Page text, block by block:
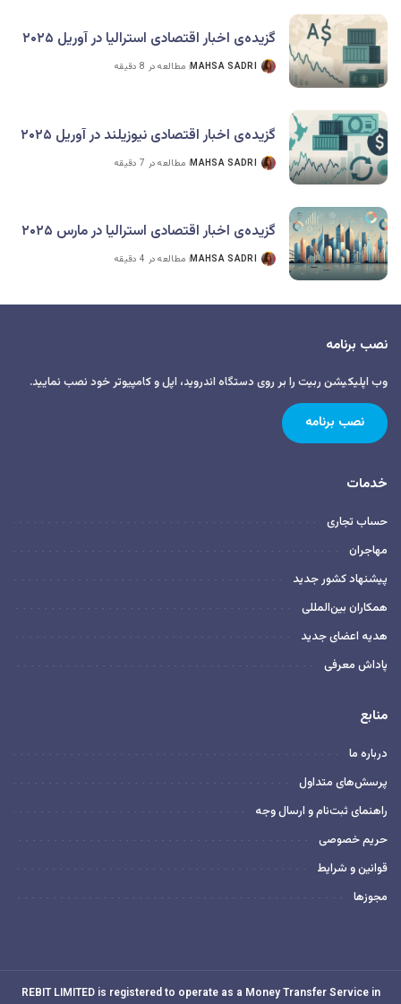
گزیده‌ی اخبار اقتصادی استرالیا در آوریل ۲۰۲۵
MAHSA SADRI مطالعه در 8 دقیقه
گزیده‌ی اخبار اقتصادی نیوزیلند در آوریل ۲۰۲۵
MAHSA SADRI مطالعه در 7 دقیقه
گزیده‌ی اخبار اقتصادی استرالیا در مارس ۲۰۲۵
MAHSA SADRI مطالعه در 4 دقیقه
نصب برنامه
وب اپلیکیشن ربیت را بر روی دستگاه اندروید، اپل و کامپیوتر خود نصب نمایید.
نصب برنامه
خدمات
حساب تجاری
مهاجران
پیشنهاد کشور جدید
همکاران بین‌المللی
هدیه اعضای جدید
پاداش معرفی
منابع
درباره ما
پرسش‌های متداول
راهنمای ثبت‌نام و ارسال وجه
حریم خصوصی
قوانین و شرایط
مجوزها
REBIT LIMITED is registered to operate as a Money Transfer Service in